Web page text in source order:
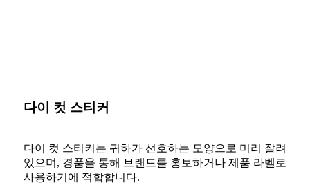
다이 컷 스티커
다이 컷 스티커는 귀하가 선호하는 모양으로 미리 잘려
있으며, 경품을 통해 브랜드를 홍보하거나 제품 라벨로
사용하기에 적합합니다.